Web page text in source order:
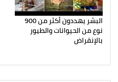
البشر يهددون أكثر من 900
نوع من الحيوانات والطيور
بالإنقراض